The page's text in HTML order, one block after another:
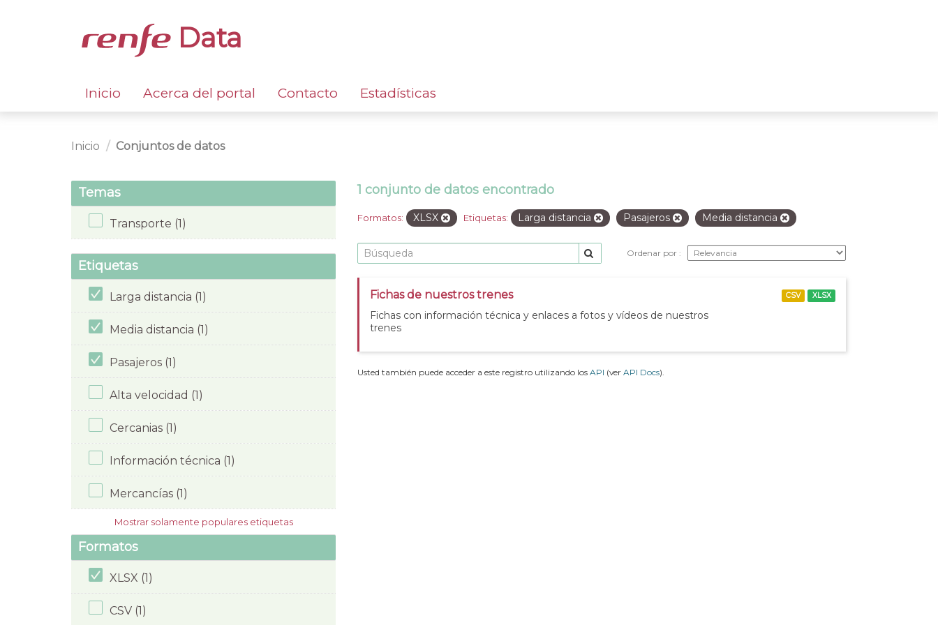
Data
Inicio Acerca del portal Contacto Estadísticas
Inicio Conjuntos de datos
Temas
Transporte (1)
Etiquetas
Larga distancia (1)
Media distancia (1)
Pasajeros (1)
Alta velocidad (1)
Cercanias (1)
Información técnica (1)
Mercancías (1)
Mostrar solamente populares etiquetas
Formatos
XLSX (1)
CSV (1)
1 conjunto de datos encontrado
Formatos: XLSX Etiquetas: Larga distancia Pasajeros Media distancia
Ordenar por
Fichas de nuestros trenes
Fichas con información técnica y enlaces a fotos y vídeos de nuestros
trenes
CSV XLSX
Usted también puede acceder a este registro utilizando los API (ver API Docs).